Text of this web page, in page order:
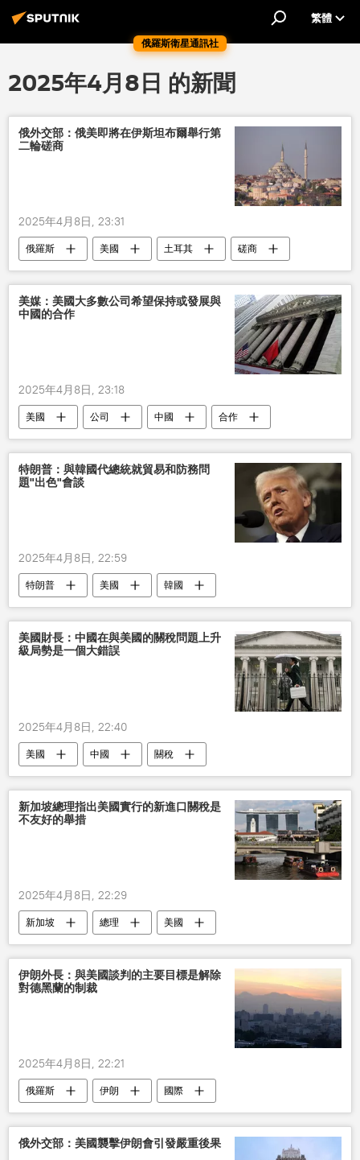
俄羅斯衛星通訊社
繁體
2025年4月8日 的新聞
俄外交部：俄美即將在伊斯坦布爾舉行第
二輪磋商
2025年4月8日, 23:31
俄羅斯 美國 土耳其 磋商
美媒：美國大多數公司希望保持或發展與
中國的合作
2025年4月8日, 23:18
美國 公司 中國
合作
發展
特朗普：與韓國代總統就貿易和防務問
題"出色"會談
2025年4月8日, 22:59
特朗普 美國 韓國
美國財長：中國在與美國的關稅問題上升
級局勢是一個大錯誤
2025年4月8日, 22:40
美國 中國 關稅
新加坡總理指出美國實行的新進口關稅是
不友好的舉措
2025年4月8日, 22:29
新加坡 總理
美國
進口關稅
回應措施
伊朗外長：與美國談判的主要目標是解除
對德黑蘭的制裁
2025年4月8日, 22:21
俄羅斯 伊朗 國際
俄外交部：美國襲擊伊朗會引發嚴重後果